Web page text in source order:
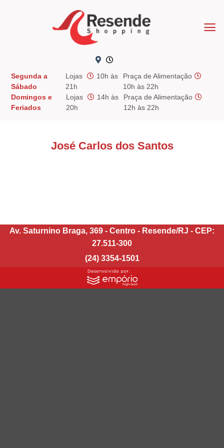
Segunda a
Sábado
Lojas
10h às
21h
Praça de Alimentação
10h às 22h
Domingos e
Feriados
Lojas
14h às
20h
Praça de Alimentação
12h às 22h
José Carlos dos Santos
Av. Saturnino Braga, 369 - Centro - Resende/RJ - CEP:
27.511-300
(24) 3354-1501